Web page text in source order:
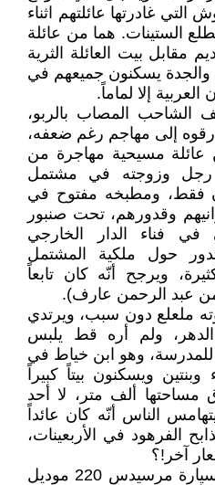
التي غادرتها عائلتهم اثناء
الستينات. هما من عائلة
مقابل بيت العائلة الثرية
والجدة يسكنون جميعهم في
إلا لماماً.
الشاحب المصاب بالربو،
إلى مهاجم رغم ضعفه،
مسيحية مهاجرة من
وزوجته في مشتمل
فقط، ومطبخه مفتوح في
وقدورهم، تحت صنبور
فناء الدار الخارجي
حول ملكية المشتمل
ويرجح أنّه كان تابعاً
عبد الرحمن عارف).
ملعلع دون سبب، ويرتدي
ولم أره قط يلبس
وهو ابن خياط في
أنجب 5 أبناء وبنتين ويسكنون بيتاً كبيراً
ألف متر، لا أحد
الناس أنّه كان عائداً
الفرهود في الأربعينات،
آخر!؟
الأغرب، أنّهم كانوا يملكون سيارة مرسيدس 220 موديل